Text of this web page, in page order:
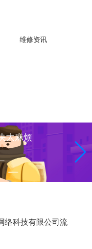
维修资讯
大麻烦
络科技有限公司流